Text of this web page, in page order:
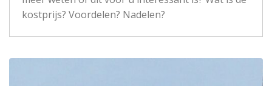
kostprijs? Voordelen? Nadelen?